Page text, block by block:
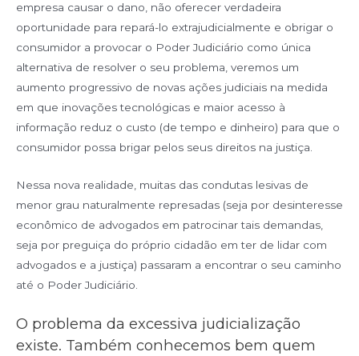
empresa causar o dano, não oferecer verdadeira
oportunidade para repará-lo extrajudicialmente e obrigar o
consumidor a provocar o Poder Judiciário como única
alternativa de resolver o seu problema, veremos um
aumento progressivo de novas ações judiciais na medida
em que inovações tecnológicas e maior acesso à
informação reduz o custo (de tempo e dinheiro) para que o
consumidor possa brigar pelos seus direitos na justiça.
Nessa nova realidade, muitas das condutas lesivas de
menor grau naturalmente represadas (seja por desinteresse
econômico de advogados em patrocinar tais demandas,
seja por preguiça do próprio cidadão em ter de lidar com
advogados e a justiça) passaram a encontrar o seu caminho
até o Poder Judiciário.
O problema da excessiva judicialização
existe. Também conhecemos bem quem